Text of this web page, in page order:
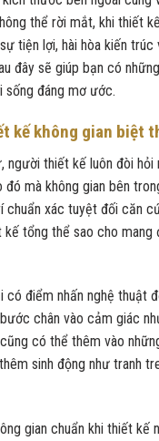
thể rời mắt, khi thiết
tiện lợi, hài hòa kiến trúc
đây sẽ giúp bạn có
sống đáng mơ ước.
kế không gian biệt
người thiết kế luôn đòi hỏi
đó mà không gian bên
xác tuyệt đối căn
tổng thể sao cho mang
có điểm nhấn nghệ thuật
chân vào cảm giác
có thể thêm vào
sinh động như tranh
gian chuẩn khi thiết kế